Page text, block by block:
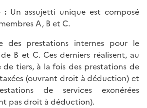
:Un assujetti unique est composé
A, B et C.
des prestations internes pour le
B et C. Ces derniers réalisent, au
de tiers, à la fois des prestations de
(ouvrant droit à déduction) et
de services exonérées
pas droit à déduction).